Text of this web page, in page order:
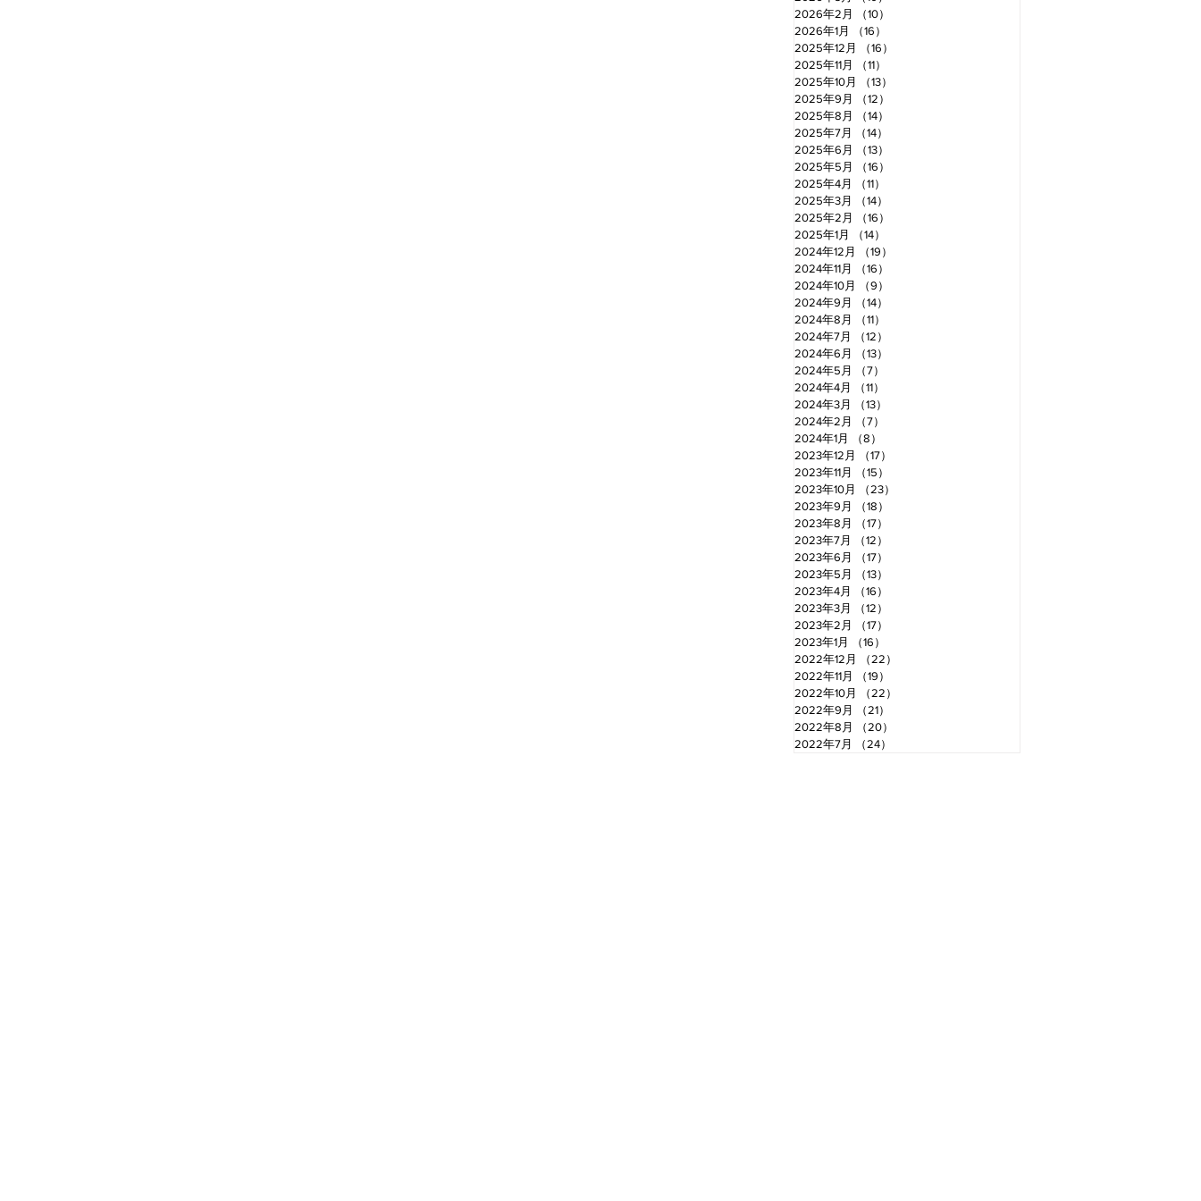
2026年2月
（10）
2026年1月
（16）
2025年12月
（16）
2025年11月
（11）
2025年10月
（13）
2025年9月
（12）
2025年8月
（14）
2025年7月
（14）
2025年6月
（13）
2025年5月
（16）
2025年4月
（11）
2025年3月
（14）
2025年2月
（16）
2025年1月
（14）
2024年12月
（19）
2024年11月
（16）
2024年10月
（9）
2024年9月
（14）
2024年8月
（11）
2024年7月
（12）
2024年6月
（13）
2024年5月
（7）
2024年4月
（11）
2024年3月
（13）
2024年2月
（7）
2024年1月
（8）
2023年12月
（17）
2023年11月
（15）
2023年10月
（23）
2023年9月
（18）
2023年8月
（17）
2023年7月
（12）
2023年6月
（17）
2023年5月
（13）
2023年4月
（16）
2023年3月
（12）
2023年2月
（17）
2023年1月
（16）
2022年12月
（22）
2022年11月
（19）
2022年10月
（22）
2022年9月
（21）
2022年8月
（20）
2022年7月
（24）